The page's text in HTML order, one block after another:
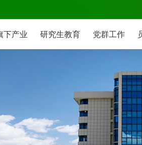
下产业 研究生教育 党群工作